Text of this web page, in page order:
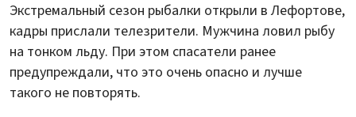
Экстремальный сезон рыбалки открыли в Лефортове,
кадры прислали телезрители. Мужчина ловил рыбу
на тонком льду. При этом спасатели ранее
предупреждали, что это очень опасно и лучше
такого не повторять.